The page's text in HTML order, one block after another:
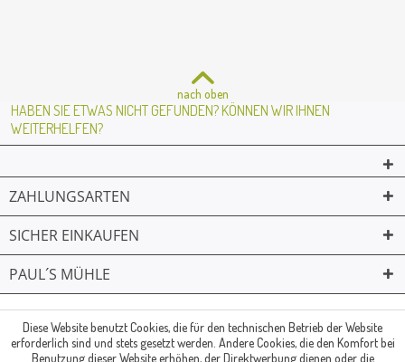
nach oben
HABEN SIE ETWAS NICHT GEFUNDEN? KÖNNEN WIR IHNEN
WEITERHELFEN?
ZAHLUNGSARTEN
SICHER EINKAUFEN
PAUL´S MÜHLE
© Paul's Mühle | Inhaber: Christof Paul e.K. | Westring 2 | 45659
Recklinghausen
Diese Website benutzt Cookies, die für den technischen Betrieb der Website
erforderlich sind und stets gesetzt werden. Andere Cookies, die den Komfort bei
Benutzung dieser Website erhöhen, der Direktwerbung dienen oder die